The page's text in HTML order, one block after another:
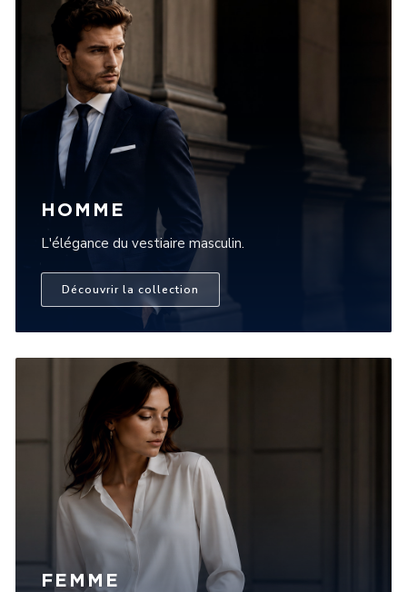
HOMME
L'élégance du vestiaire masculin.
Découvrir la collection
FEMME